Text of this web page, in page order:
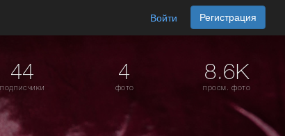
Войти Регистрация
44
подписчики
4
фото
8.6K
просм. фото